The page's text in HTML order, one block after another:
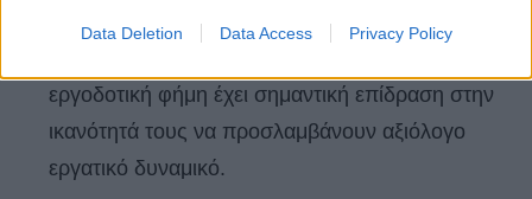
Data Deletion Data Access Privacy Policy
εργοδοτική φήμη έχει σημαντική επίδραση στην
ικανότητά τους να προσλαμβάνουν αξιόλογο
εργατικό δυναμικό.